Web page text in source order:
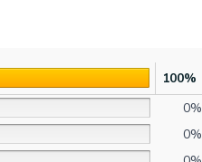
100%
0%
0%